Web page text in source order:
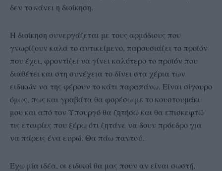
δεν το κάνει η διοίκηση.
Η διοίκηση συνεργάζεται με τους αρμόδιους που
γνωρίζουν καλά το αντικείμενο, παρουσιάζει το προϊόν
που έχει, φροντίζει να γίνει καλύτερο το προϊόν που
διαθέτει και στη συνέχεια το δίνει στα χέρια των
ειδικών να της φέρουν το κάτι παραπάνω. Είναι σίγουρο
όμως, πως και γραβάτα θα φορέσω με το κουστουμάκι
μου και από τον Υπουργό θα ζητήσω και θα επισκεφτώ
τις εταιρίες που ξέρω ότι ζητάνε να δουν πρόεδρο για
να πάρεις ένα ευρώ. Θα πάω παντού.
Έχω μία ιδέα, οι ειδικοί θα μας πουν αν είναι σωστή,